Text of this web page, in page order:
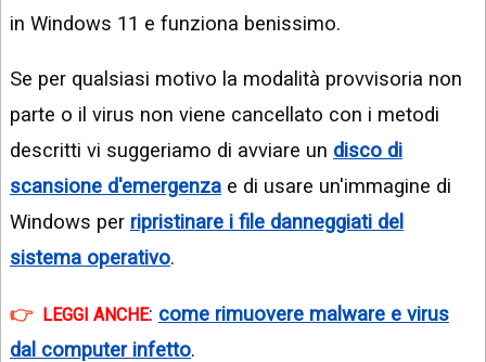
in Windows 11 e funziona benissimo.
Se per qualsiasi motivo la modalità provvisoria non
parte o il virus non viene cancellato con i metodi
descritti vi suggeriamo di avviare un disco di
scansione d'emergenza e di usare un'immagine di
Windows per ripristinare i file danneggiati del
sistema operativo.
LEGGI ANCHE: come rimuovere malware e virus
dal computer infetto.